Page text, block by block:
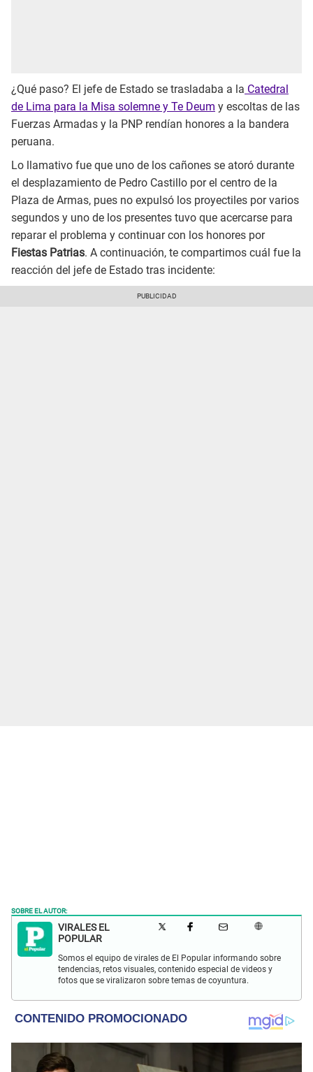
¿Qué paso? El jefe de Estado se trasladaba a la Catedral
de Lima para la Misa solemne y Te Deum y escoltas de las
Fuerzas Armadas y la PNP rendían honores a la bandera
peruana.
Lo llamativo fue que uno de los cañones se atoró durante
el desplazamiento de Pedro Castillo por el centro de la
Plaza de Armas, pues no expulsó los proyectiles por varios
segundos y uno de los presentes tuvo que acercarse para
reparar el problema y continuar con los honores por
Fiestas Patrias. A continuación, te compartimos cuál fue la
reacción del jefe de Estado tras incidente:
SOBRE EL AUTOR:
VIRALES EL
POPULAR
Somos el equipo de virales de El Popular informando sobre
tendencias, retos visuales, contenido especial de videos y
fotos que se viralizaron sobre temas de coyuntura.